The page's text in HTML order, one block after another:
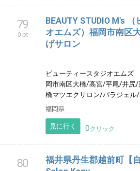
79
0 pt
BEAUTY STUDIO M's
オエムズ）福岡市南区
げサロン
ビューティースタジオエムズ
岡市南区大橋/高宮/平尾/井
橋マツエクサロン/パラジェル
福岡県
見に行く 0クリック
80
福井県丹生郡越前町【